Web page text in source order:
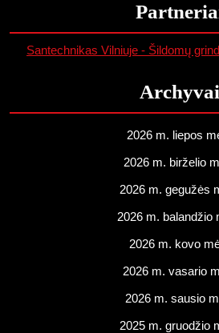
Santechnikas Vilniuje - Šildomų
Archyvai
2026 m. liepos
2026 m. birželio
2026 m. gegužės
2026 m. balandžio
2026 m. kovo
2026 m. vasario
2026 m. sausio
2025 m. gruodžio